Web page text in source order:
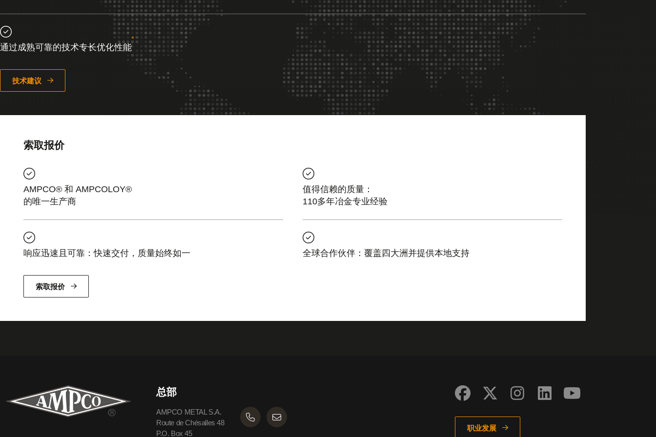
通过成熟可靠的技术专长优化性能
技术建议
索取报价
AMPCO® 和 AMPCOLOY®
的唯一生产商
响应迅速且可靠：快速交付，质量始终如一
值得信赖的质量：
110多年冶金专业经验
全球合作伙伴：覆盖四大洲并提供本地支持
索取报价
总部
AMPCO METAL S.A.
Route de Chésalles 48
P.O. Box 45
职业发展